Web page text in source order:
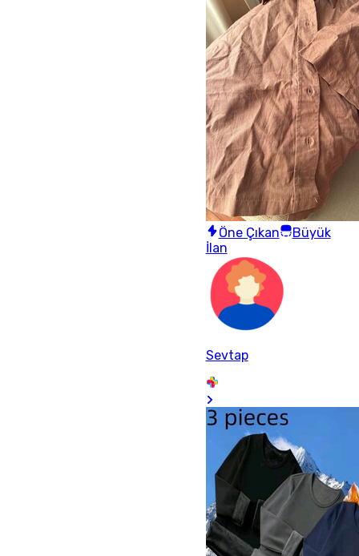
Öne Çıkan
Büyük
İlan
Sevtap